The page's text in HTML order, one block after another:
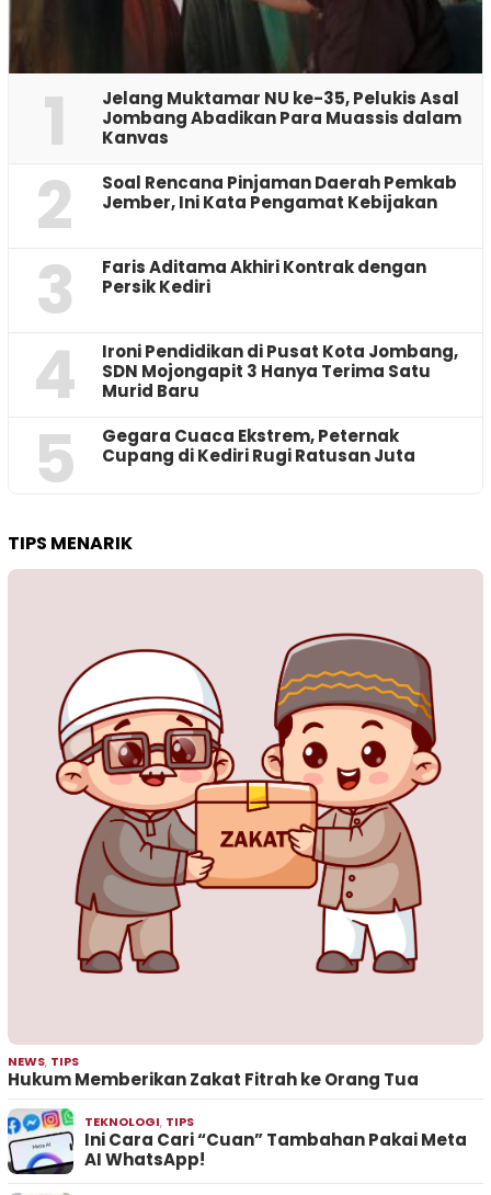
1
Jelang Muktamar NU ke-35, Pelukis Asal
Jombang Abadikan Para Muassis dalam
Kanvas
2
‎Soal Rencana Pinjaman Daerah Pemkab
Jember, Ini Kata Pengamat Kebijakan ‎
3
Faris Aditama Akhiri Kontrak dengan
Persik Kediri
4
Ironi Pendidikan di Pusat Kota Jombang,
SDN Mojongapit 3 Hanya Terima Satu
Murid Baru
5
‎Gegara Cuaca Ekstrem, Peternak
Cupang di Kediri Rugi Ratusan Juta
TIPS MENARIK
NEWS, TIPS
Hukum Memberikan Zakat Fitrah ke Orang Tua
TEKNOLOGI, TIPS
Ini Cara Cari “Cuan” Tambahan Pakai Meta
AI WhatsApp!